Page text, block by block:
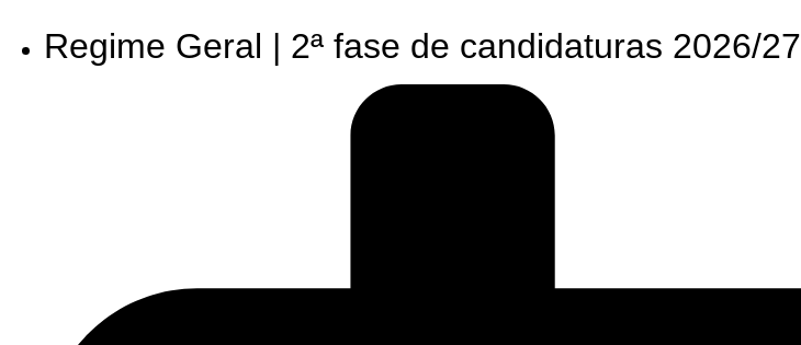
Regime Geral | 2ª fase de candidaturas 2026/27